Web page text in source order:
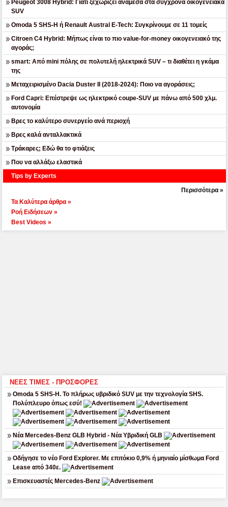
Peugeot 3008 Hybrid: Γιατί ξεχωρίζει ανάμεσα στα σύγχρονα οικογενειακά
SUV
Omoda 5 SHS-H ή Renault Austral E-Tech: Συγκρίνουμε σε 11 τομείς
Citroen C4 Hybrid: Μήπως είναι το πιο value-for-money οικογενειακό της
αγοράς;
smart: Από mini πόλης σε πολυτελή ηλεκτρικά SUV – τι διαθέτει η γκάμα
της
Μεταχειρισμένο Dacia Duster II (2018-2024): Ποιο να αγοράσεις;
Ford Capri: Επέστρεψε ως ηλεκτρικό coupe-SUV με πάνω από 500 χλμ.
αυτονομία
Βρες το καλύτερο συνεργείο ανά περιοχή
Βρες καλά ανταλλακτικά
Τράκαρες; Εδώ θα το φτιάξεις
Που να αλλάξω ελαστικά
Tips by Experts
Περισσότερα »
Τα Καλύτερα άρθρα »
Ροή Ειδήσεων »
Best Videos »
ΝΕΕΣ ΤΙΜΕΣ - ΠΡΟΣΦΟΡΕΣ
Omoda 5 SHS-H. Το πλήρως υβριδικό SUV με την τεχνολογία SHS.
Πολύπλευρο όπως εσύ!
Νέα Mercedes-Benz GLB Hybrid - Νέα Υβριδική GLB
Οδήγησε το νέο Ford Explorer. Με επιτόκιο 0,9% ή μηνιαίο μίσθωμα Ford
Lease από 340ε.
Επισκευαστές Mercedes-Benz